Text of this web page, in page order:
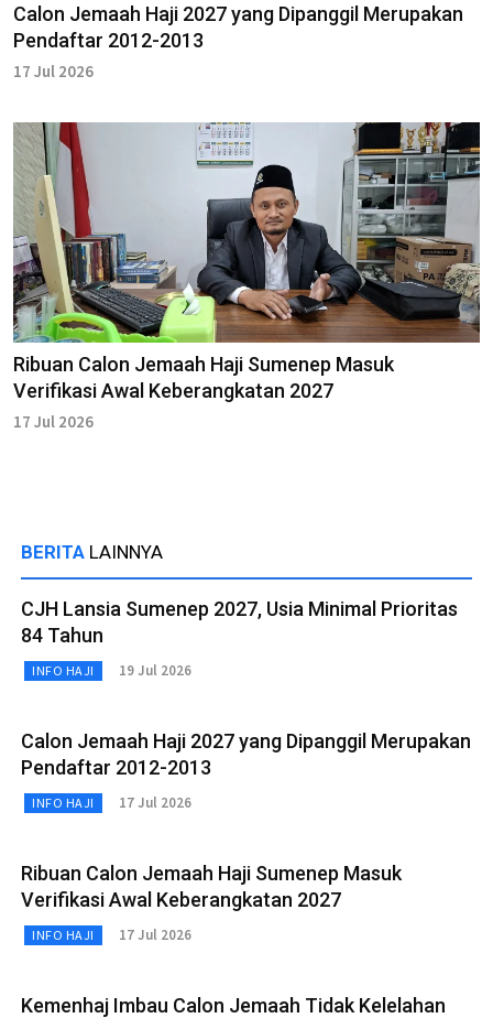
Calon Jemaah Haji 2027 yang Dipanggil Merupakan
Pendaftar 2012-2013
17 Jul 2026
Ribuan Calon Jemaah Haji Sumenep Masuk
Verifikasi Awal Keberangkatan 2027
17 Jul 2026
BERITA LAINNYA
CJH Lansia Sumenep 2027, Usia Minimal Prioritas
84 Tahun
INFO HAJI 19 Jul 2026
Calon Jemaah Haji 2027 yang Dipanggil Merupakan
Pendaftar 2012-2013
INFO HAJI 17 Jul 2026
Ribuan Calon Jemaah Haji Sumenep Masuk
Verifikasi Awal Keberangkatan 2027
INFO HAJI 17 Jul 2026
Kemenhaj Imbau Calon Jemaah Tidak Kelelahan